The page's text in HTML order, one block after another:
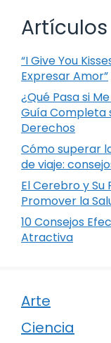
Artículos
“I Give You
Expresar Amor”
¿Qué Pasa si
Guía Completa
Derechos
Cómo superar
de viaje:
El Cerebro y
Promover la
10 Consejos
Atractiva
Arte
Ciencia